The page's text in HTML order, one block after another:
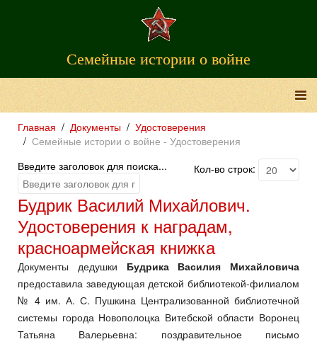
Семейные истории о войне
Главная Документы
Удостоверения
Семейные истории о войне - Удостоверения
Кол-во строк:
Введите заголовок для поиска...
Будрик Василий Михайлович.
Удостоверения к наградам,
красноармейская книжка
Документы дедушки Будрика Василия Михайловича
предоставила заведующая детской библиотекой-филиалом
№ 4 им. А. С. Пушкина Централизованной библиотечной
системы города Новополоцка Витебской области Воронец
Татьяна Валерьевна: поздравительное письмо